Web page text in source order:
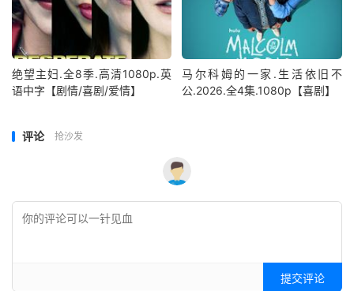
绝望主妇.全8季.高清1080p.英
语中字【剧情/喜剧/爱情】
马尔科姆的一家.生活依旧不
公.2026.全4集.1080p【喜剧】
评论 抢沙发
提交评论